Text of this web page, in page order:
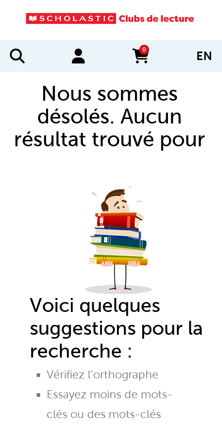
0
items in cart EN
Nous sommes
désolés. Aucun
résultat trouvé pour
Voici quelques
suggestions pour la
recherche :
Vérifiez l'orthographe
Essayez moins de mots-
clés ou des mots-clés